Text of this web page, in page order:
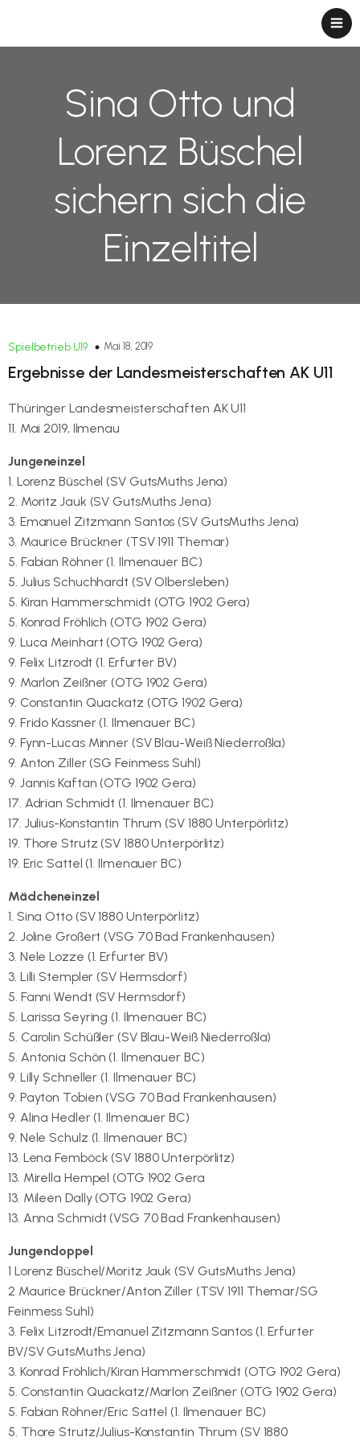
Sina Otto und
Lorenz Büschel
sichern sich die
Einzeltitel
Spielbetrieb U19 Mai 18, 2019
Ergebnisse der Landesmeisterschaften AK U11
Thüringer Landesmeisterschaften AK U11
11. Mai 2019, Ilmenau
Jungeneinzel
1. Lorenz Büschel (SV GutsMuths Jena)
2. Moritz Jauk (SV GutsMuths Jena)
3. Emanuel Zitzmann Santos (SV GutsMuths Jena)
3. Maurice Brückner (TSV 1911 Themar)
5. Fabian Röhner (1. Ilmenauer BC)
5. Julius Schuchhardt (SV Olbersleben)
5. Kiran Hammerschmidt (OTG 1902 Gera)
5. Konrad Fröhlich (OTG 1902 Gera)
9. Luca Meinhart (OTG 1902 Gera)
9. Felix Litzrodt (1. Erfurter BV)
9. Marlon Zeißner (OTG 1902 Gera)
9. Constantin Quackatz (OTG 1902 Gera)
9. Frido Kassner (1. Ilmenauer BC)
9. Fynn-Lucas Minner (SV Blau-Weiß Niederroßla)
9. Anton Ziller (SG Feinmess Suhl)
9. Jannis Kaftan (OTG 1902 Gera)
17. Adrian Schmidt (1. Ilmenauer BC)
17. Julius-Konstantin Thrum (SV 1880 Unterpörlitz)
19. Thore Strutz (SV 1880 Unterpörlitz)
19. Eric Sattel (1. Ilmenauer BC)
Mädcheneinzel
1. Sina Otto (SV 1880 Unterpörlitz)
2. Joline Großert (VSG 70 Bad Frankenhausen)
3. Nele Lozze (1. Erfurter BV)
3. Lilli Stempler (SV Hermsdorf)
5. Fanni Wendt (SV Hermsdorf)
5. Larissa Seyring (1. Ilmenauer BC)
5. Carolin Schüßler (SV Blau-Weiß Niederroßla)
5. Antonia Schön (1. Ilmenauer BC)
9. Lilly Schneller (1. Ilmenauer BC)
9. Payton Tobien (VSG 70 Bad Frankenhausen)
9. Alina Hedler (1. Ilmenauer BC)
9. Nele Schulz (1. Ilmenauer BC)
13. Lena Femböck (SV 1880 Unterpörlitz)
13. Mirella Hempel (OTG 1902 Gera
13. Mileen Dally (OTG 1902 Gera)
13. Anna Schmidt (VSG 70 Bad Frankenhausen)
Jungendoppel
1 Lorenz Büschel/Moritz Jauk (SV GutsMuths Jena)
2 Maurice Brückner/Anton Ziller (TSV 1911 Themar/SG
Feinmess Suhl)
3. Felix Litzrodt/Emanuel Zitzmann Santos (1. Erfurter
BV/SV GutsMuths Jena)
3. Konrad Fröhlich/Kiran Hammerschmidt (OTG 1902 Gera)
5. Constantin Quackatz/Marlon Zeißner (OTG 1902 Gera)
5. Fabian Röhner/Eric Sattel (1. Ilmenauer BC)
5. Thore Strutz/Julius-Konstantin Thrum (SV 1880